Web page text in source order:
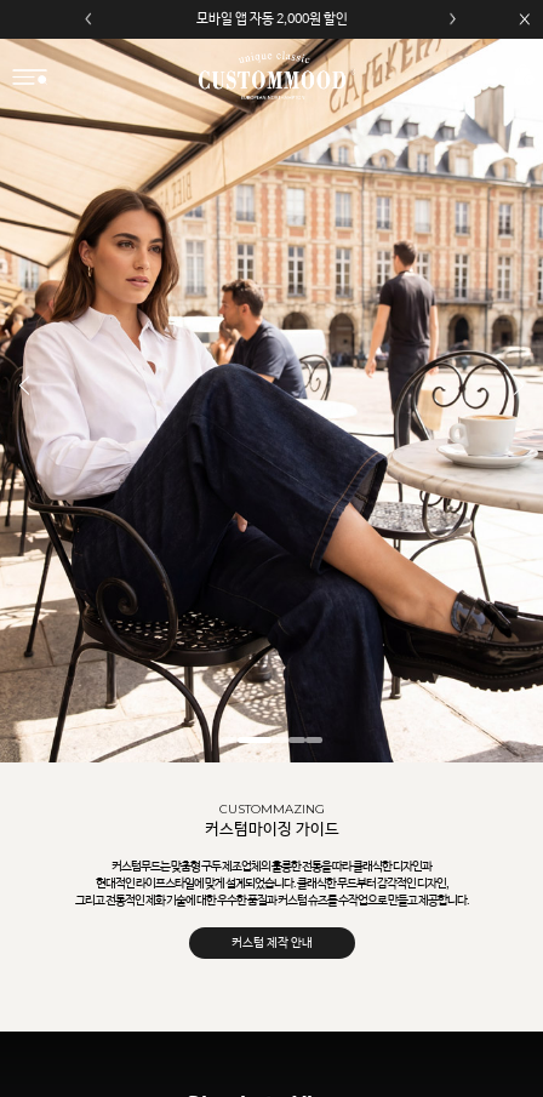
모바일 앱 자동 2,000원 할인
CUSTOMMAZING
커스텀마이징 가이드
커스텀무드는 맞춤형 구두 제조업체의 훌륭한 전통을 따라 클래식한 디자인과
현대적인 라이프스타일에 맞게 설계되었습니다. 클래식한 무드부터 감각적인 디자인,
그리고 전통적인 제화 기술에 대한 우수한 품질과 커스텀 슈즈를 수작업으로 만들고 제공합니다.
커스텀 제작 안내